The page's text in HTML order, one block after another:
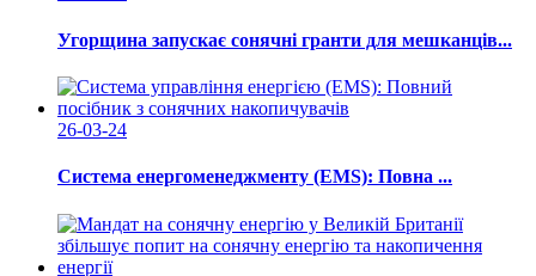
Угорщина запускає сонячні гранти для мешканців...
26-03-24
Система енергоменеджменту (EMS): Повна ...